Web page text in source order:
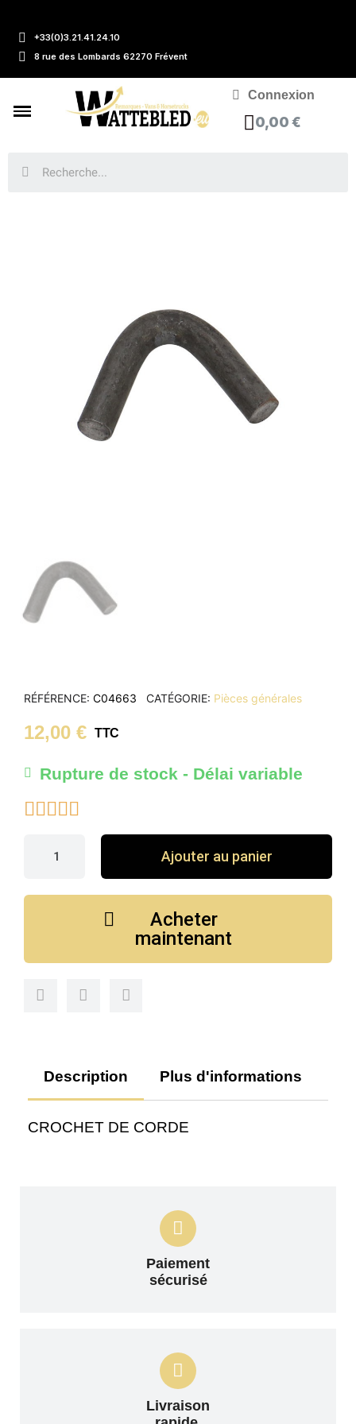
+33(0)3.21.41.24.10
8 rue des Lombards 62270 Frévent
Connexion
0,00 €
RÉFÉRENCE C04663 CATÉGORIE Pièces générales
12,00 € TTC
Rupture de stock - Délai variable

Ajouter au panier
Acheter
maintenant
Description Plus d'informations
CROCHET DE CORDE
Paiement
sécurisé
Livraison